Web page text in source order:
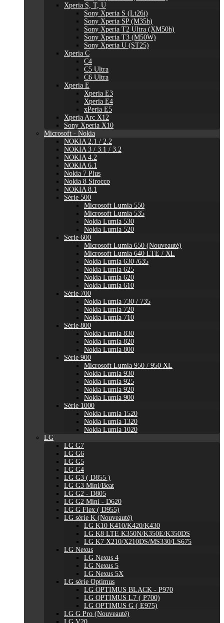
Xperia S, T, U
Sony Xperia S (Lt26i)
Sony Xperia SP (M35h)
Sony Xperia T2 Ultra (XM50h)
Sony Xperia T3 (M50W)
Sony Xperia U (ST25)
Xperia C
C4
C5 Ultra
C6 Ultra
Xperia E
Xperia E3
Xperia E4
xPeria E5
Xperia Arc X12
Sony Xperia X10
Microsoft - Nokia
NOKIA 2.1 / 2.2
NOKIA 3 / 3.1 / 3.2
NOKIA 4.2
NOKIA 6.1
Nokia 7 Plus
Nokia 8 Sirocco
NOKIA 8.1
Série 500
Microsoft Lumia 550
Microsoft Lumia 535
Nokia Lumia 530
Nokia Lumia 520
Serie 600
Microsoft Lumia 650 (Nouveauté)
Microsoft Lumia 640 LTE / XL
Nokia Lumia 630 /635
Nokia Lumia 625
Nokia Lumia 620
Nokia Lumia 610
Série 700
Nokia Lumia 730 / 735
Nokia Lumia 720
Nokia Lumia 710
Série 800
Nokia Lumia 830
Nokia Lumia 820
Nokia Lumia 800
Série 900
Microsoft Lumia 950 / 950 XL
Nokia Lumia 930
Nokia Lumia 925
Nokia Lumia 920
Nokia Lumia 900
Série 1000
Nokia Lumia 1520
Nokia Lumia 1320
Nokia Lumia 1020
LG
LG G7
LG G6
LG G5
LG G4
LG G3 ( D855 )
LG G3 Mini/Beat
LG G2 - D805
LG G2 Mini - D620
LG G Flex ( D955)
LG série K (Nouveauté)
LG K10 K410/K420/K430
LG K8 LTE K350N/K350E/K350DS
LG K7 X210/X210DS/MS330/LS675
LG Nexus
LG Nexus 4
LG Nexus 5
LG Nexus 5X
LG série Optimus
LG OPTIMUS BLACK - P970
LG OPTIMUS L7 ( P700)
LG OPTIMUS G ( E975)
LG G Pro (Nouveauté)